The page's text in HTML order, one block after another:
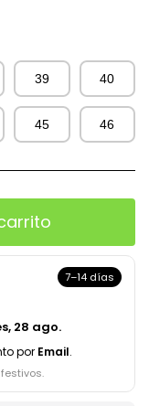
39 40
45 46
7–14 días
28 ago.
por Email.